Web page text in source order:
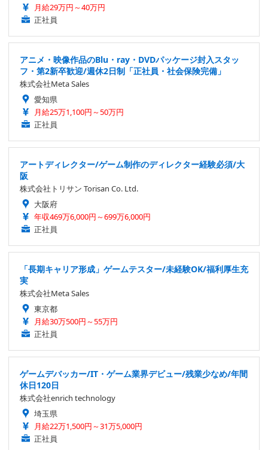
月給29万円～40万円
正社員
アニメ・映像作品のBlu・ray・DVDパッケージ封入スタッ
フ・第2新卒歓迎/週休2日制「正社員・社会保険完備」
株式会社Meta Sales
愛知県
月給25万1,100円～50万円
正社員
アートディレクター/ゲーム制作のディレクター経験必須/大
阪
株式会社トリサン Torisan Co. Ltd.
大阪府
年収469万6,000円～699万6,000円
正社員
「長期キャリア形成」ゲームテスター/未経験OK/福利厚生充
実
株式会社Meta Sales
東京都
月給30万500円～55万円
正社員
ゲームデバッカー/IT・ゲーム業界デビュー/残業少なめ/年間
休日120日
株式会社enrich technology
埼玉県
月給22万1,500円～31万5,000円
正社員